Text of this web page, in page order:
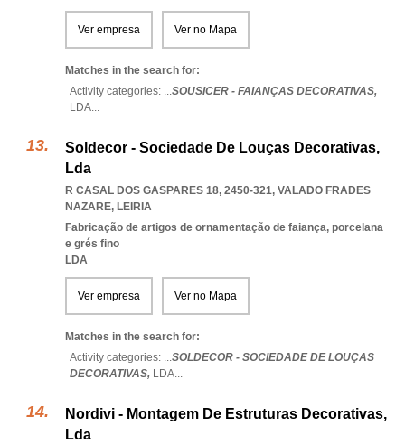
Ver empresa Ver no Mapa
Matches in the search for:
Activity categories: ...SOUSICER - FAIANÇAS DECORATIVAS,
LDA...
Soldecor - Sociedade De Louças Decorativas,
Lda
R CASAL DOS GASPARES 18, 2450-321, VALADO FRADES
NAZARE, LEIRIA
Fabricação de artigos de ornamentação de faiança, porcelana
e grés fino
LDA
Ver empresa Ver no Mapa
Matches in the search for:
Activity categories: ...SOLDECOR - SOCIEDADE DE LOUÇAS
DECORATIVAS, LDA...
Nordivi - Montagem De Estruturas Decorativas,
Lda